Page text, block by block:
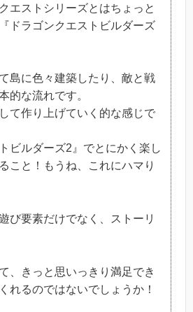
エストシリーズとはちょっと
ドラゴンクエストビルダーズ
島に色々建築したり、敵と戦
的な流れです。
て作り上げていく的な感じで
ビルダーズ2』でとにかく楽し
こと！もうね、これにハマり
び要素だけでなく、ストーリ
、きっと思いっきり満足でき
れるのではないでしょうか！